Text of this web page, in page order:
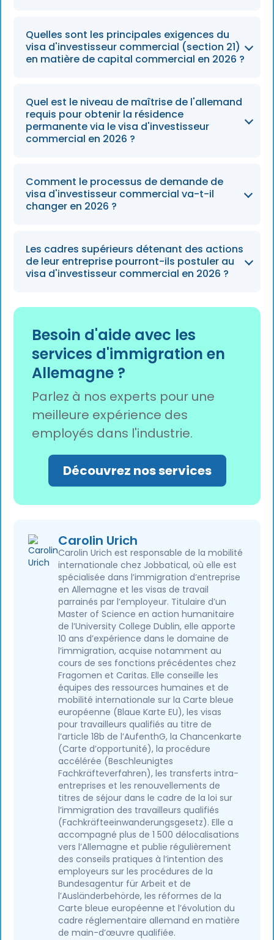
Les investisseurs et les fondateurs
d'entreprises peuvent demander un permis
d'établissement, qui accorde la résidence
Quelles sont les principales exigences du
visa d'investisseur commercial (section 21)
en matière de capital commercial en 2026 ?
La politique actuelle met l'accent sur la
viabilité et la durabilité à long terme de
l'entreprise plutôt que d'imposer un seuil
minimum fixe d'investissement en capital.
Quel est le niveau de maîtrise de l'allemand
requis pour obtenir la résidence
permanente via le visa d'investisseur
commercial en 2026 ?
Les candidats doivent démontrer qu'ils
possèdent des compétences linguistiques en
allemand d'un niveau minimum A2 afin de
Comment le processus de demande de
visa d'investisseur commercial va-t-il
changer en 2026 ?
Le processus est simplifié et optimisé grâce à
l'adoption généralisée du portail numérique
de résidence, qui réduit la paperasserie et les
Les cadres supérieurs détenant des actions
de leur entreprise pourront-ils postuler au
visa d'investisseur commercial en 2026 ?
Oui, les cadres supérieurs qui détiennent des
actions de l'entreprise peuvent présenter une
demande en combinant leurs responsabilités
de gestion et leurs activités d'investissement
dans le cadre d'un permis de séjour unique et
Besoin d'aide avec les
services d'immigration en
Allemagne ?
Parlez à nos experts pour une
meilleure expérience des
employés dans l'industrie.
Découvrez nos services
Carolin Urich
Carolin Urich est responsable de la mobilité
internationale chez Jobbatical, où elle est
spécialisée dans l’immigration d’entreprise
en Allemagne et les visas de travail
parrainés par l’employeur. Titulaire d’un
Master of Science en action humanitaire
de l’University College Dublin, elle apporte
10 ans d’expérience dans le domaine de
l’immigration, acquise notamment au
cours de ses fonctions précédentes chez
Fragomen et Caritas. Elle conseille les
équipes des ressources humaines et de
mobilité internationale sur la Carte bleue
européenne (Blaue Karte EU), les visas
pour travailleurs qualifiés au titre de
l’article 18b de l’AufenthG, la Chancenkarte
(Carte d’opportunité), la procédure
accélérée (Beschleunigtes
Fachkräfteverfahren), les transferts intra-
entreprises et les renouvellements de
titres de séjour dans le cadre de la loi sur
l’immigration des travailleurs qualifiés
(Fachkräfteeinwanderungsgesetz). Elle a
accompagné plus de 1 500 délocalisations
vers l’Allemagne et publie régulièrement
des conseils pratiques à l’intention des
employeurs sur les procédures de la
Bundesagentur für Arbeit et de
l’Ausländerbehörde, les réformes de la
Carte bleue européenne et l’évolution du
cadre réglementaire allemand en matière
de main-d’œuvre qualifiée.